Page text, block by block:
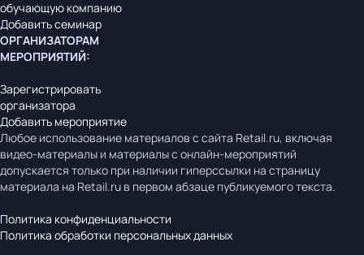
обучающую компанию
Добавить семинар
ОРГАНИЗАТОРАМ
МЕРОПРИЯТИЙ:
Зарегистрировать
организатора
Добавить мероприятие
Любое использование материалов с сайта Retail.ru, включая
видео-материалы и материалы с онлайн-мероприятий
допускается только при наличии гиперссылки на страницу
материала на Retail.ru в первом абзаце публикуемого текста.
Политика конфиденциальности
Политика обработки персональных данных